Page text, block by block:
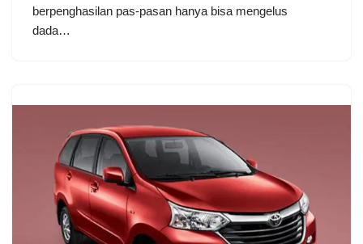
berpenghasilan pas-pasan hanya bisa mengelus
dada…